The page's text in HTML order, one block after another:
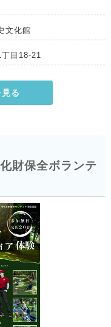
文化館
目18-21
る
財保全ボランテ